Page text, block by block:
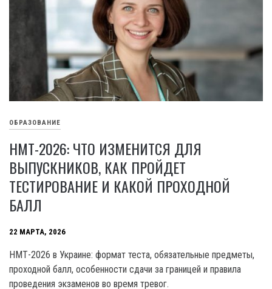
ОБРАЗОВАНИЕ
НМТ-2026: ЧТО ИЗМЕНИТСЯ ДЛЯ
ВЫПУСКНИКОВ, КАК ПРОЙДЕТ
ТЕСТИРОВАНИЕ И КАКОЙ ПРОХОДНОЙ
БАЛЛ
22 МАРТА, 2026
НМТ-2026 в Украине: формат теста, обязательные предметы,
проходной балл, особенности сдачи за границей и правила
проведения экзаменов во время тревог.